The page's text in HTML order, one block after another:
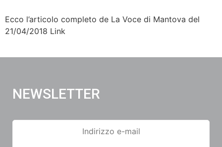
Ecco l’articolo completo de La Voce di Mantova del
21/04/2018 Link
NEWSLETTER